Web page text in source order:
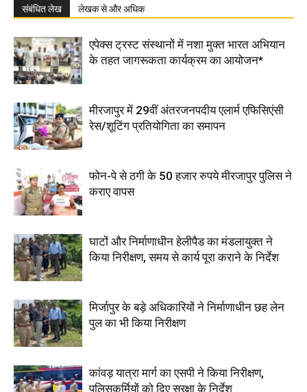
संबंधित लेख लेखक से और अधिक
एपेक्स ट्रस्ट संस्थानों में नशा मुक्त भारत अभियान
के तहत जागरूकता कार्यक्रम का आयोजन*
मीरजापुर में 29वीं अंतरजनपदीय एलार्म एफिसिएंसी
रेस/शूटिंग प्रतियोगिता का समापन
फोन-पे से ठगी के 50 हजार रुपये मीरजापुर पुलिस ने
कराए वापस
घाटों और निर्माणाधीन हेलीपैड का मंडलायुक्त ने
किया निरीक्षण, समय से कार्य पूरा कराने के निर्देश
मिर्जापुर के बड़े अधिकारियों ने निर्माणाधीन छह लेन
पुल का भी किया निरीक्षण
कांवड़ यात्रा मार्ग का एसपी ने किया निरीक्षण,
पुलिसकर्मियों को दिए सुरक्षा के निर्देश